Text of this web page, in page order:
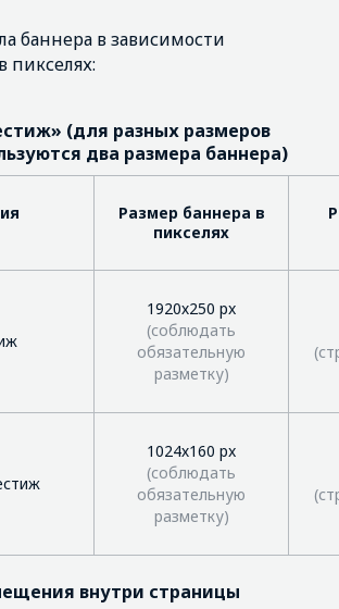
баннера в зависимости
пикселях:
(для разных размеров
два размера баннера)
Размер баннера в
пикселях
1920х250 px
(соблюдать
обязательную
разметку)
1024х160 px
(соблюдать
обязательную
разметку)
внутри страницы